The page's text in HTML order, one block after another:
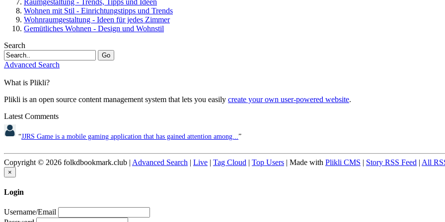
Wohnen mit Stil - Einrichtungstipps und Trends
Wohnraumgestaltung - Ideen für jedes Zimmer
Gemütliches Wohnen - Design und Wohnstil
Search
Go
Advanced Search
What is Plikli?
Plikli is an open source content management system that lets you easily create your own user-powered website.
Latest Comments
“JJRS Game is a mobile gaming application that has gained attention among...”
Copyright © 2026 folkdbookmark.club | Advanced Search | Live | Tag Cloud | Top Users | Made with Plikli CMS | Story RSS Feed | All
×
Login
Username/Email